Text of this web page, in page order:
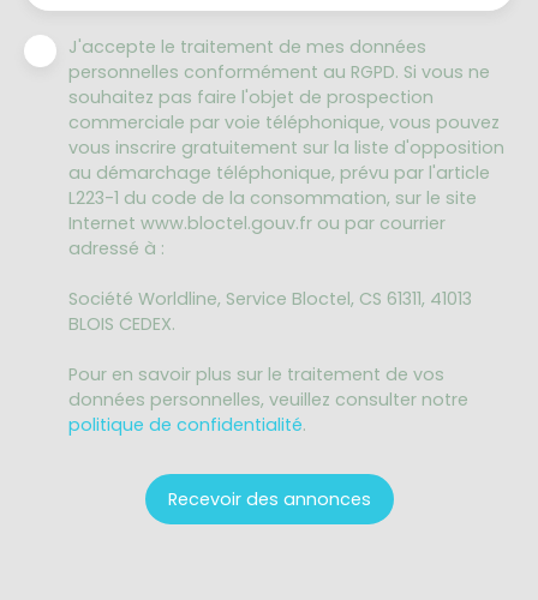
J'accepte le traitement de mes données
personnelles conformément au RGPD. Si vous ne
souhaitez pas faire l'objet de prospection
commerciale par voie téléphonique, vous pouvez
vous inscrire gratuitement sur la liste d'opposition
au démarchage téléphonique, prévu par l'article
L223-1 du code de la consommation, sur le site
Internet www.bloctel.gouv.fr ou par courrier
adressé à :
Société Worldline, Service Bloctel, CS 61311, 41013
BLOIS CEDEX.
Pour en savoir plus sur le traitement de vos
données personnelles, veuillez consulter notre
politique de confidentialité.
Recevoir des annonces